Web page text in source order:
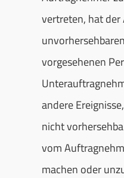
vertreten, hat
vorgesehenen
andere
nicht
vom
machen oder